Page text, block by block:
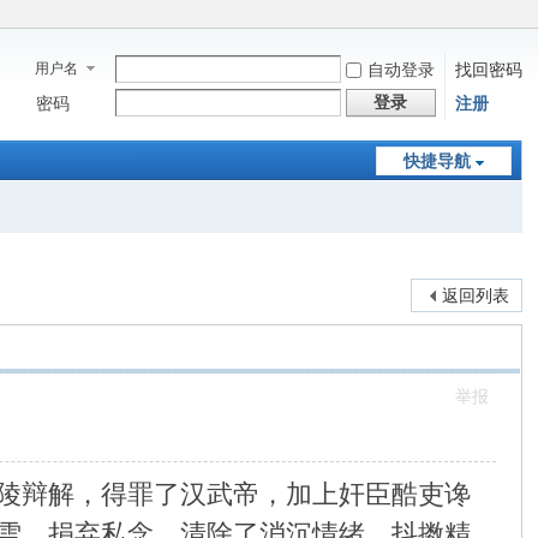
用户名 自动登录
找回密码
密码
登录 注册
快捷导航
返回列表
举报
辩解，得罪了汉武帝，加上奸臣酷吏谗